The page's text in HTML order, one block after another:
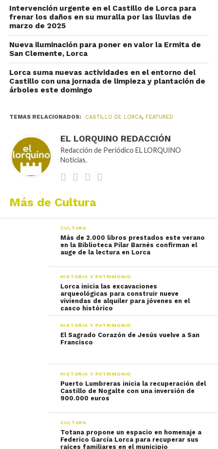
Intervención urgente en el Castillo de Lorca para
frenar los daños en su muralla por las lluvias de
marzo de 2025
Nueva iluminación para poner en valor la Ermita de
San Clemente, Lorca
Lorca suma nuevas actividades en el entorno del
Castillo con una jornada de limpieza y plantación de
árboles este domingo
TEMAS RELACIONADOS: CASTILLO DE LORCA, FEATURED
EL LORQUINO REDACCIÓN
Redacción de Periódico EL LORQUINO
Noticias.
Más de Cultura
CULTURA
Más de 2.000 libros prestados este verano
en la Biblioteca Pilar Barnés confirman el
auge de la lectura en Lorca
HISTORIA Y PATRIMONIO
Lorca inicia las excavaciones
arqueológicas para construir nueve
viviendas de alquiler para jóvenes en el
casco histórico
HISTORIA Y PATRIMONIO
El Sagrado Corazón de Jesús vuelve a San
Francisco
HISTORIA Y PATRIMONIO
Puerto Lumbreras inicia la recuperación del
Castillo de Nogalte con una inversión de
900.000 euros
CULTURA
Totana propone un espacio en homenaje a
Federico García Lorca para recuperar sus
raíces familiares en el municipio